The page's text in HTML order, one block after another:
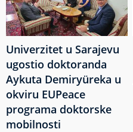
Univerzitet u Sarajevu
ugostio doktoranda
Aykuta Demiryüreka u
okviru EUPeace
programa doktorske
mobilnosti